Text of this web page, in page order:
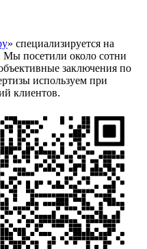
» специализируется на
посетили около сотни
заключения по
используем при
клиентов.